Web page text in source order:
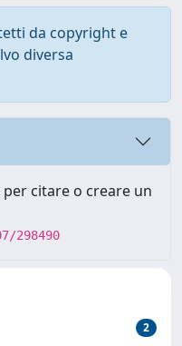
da copyright e
diversa
citare o creare un
298490
2